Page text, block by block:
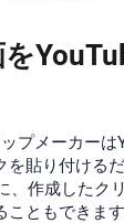
プメーカーは
を貼り付ける
、作成したク
こともできま